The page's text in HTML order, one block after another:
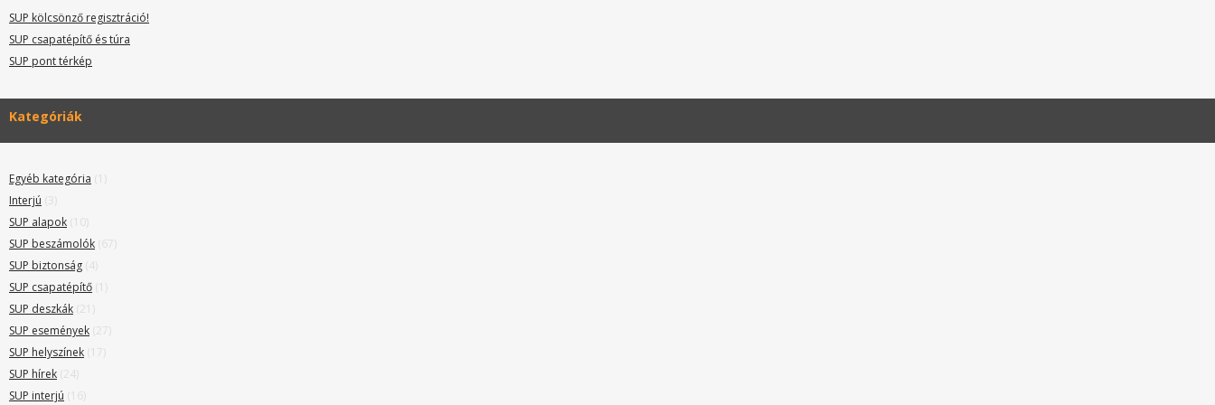
SUP kölcsönző regisztráció!
SUP csapatépítő és túra
SUP pont térkép
Kategóriák
Egyéb kategória (1)
Interjú (3)
SUP alapok (10)
SUP beszámolók (67)
SUP biztonság (4)
SUP csapatépítő (1)
SUP deszkák (21)
SUP események (27)
SUP helyszínek (17)
SUP hírek (24)
SUP interjú (16)